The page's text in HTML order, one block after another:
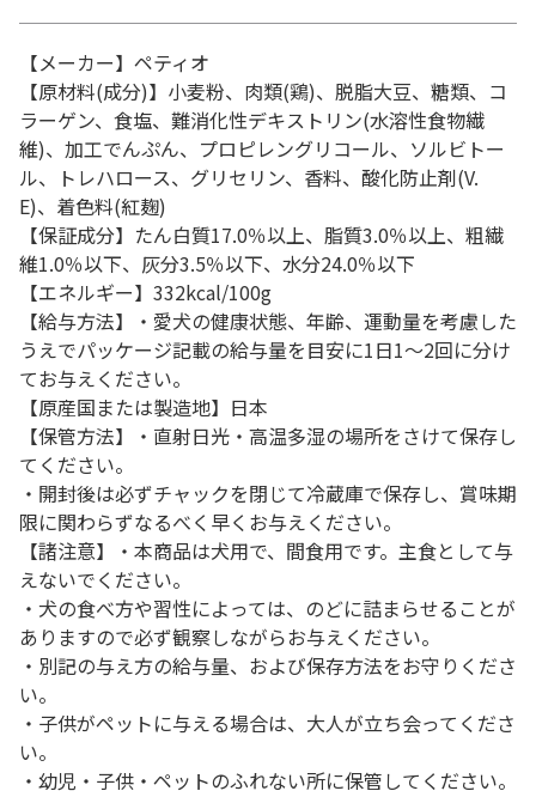
【メーカー】ペティオ
【原材料(成分)】小麦粉、肉類(鶏)、脱脂大豆、糖類、コ
ラーゲン、食塩、難消化性デキストリン(水溶性食物繊
維)、加工でんぷん、プロピレングリコール、ソルビトー
ル、トレハロース、グリセリン、香料、酸化防止剤(V.
E)、着色料(紅麹)
【保証成分】たん白質17.0％以上、脂質3.0％以上、粗繊
維1.0％以下、灰分3.5％以下、水分24.0％以下
【エネルギー】332kcal/100g
【給与方法】・愛犬の健康状態、年齢、運動量を考慮した
うえでパッケージ記載の給与量を目安に1日1～2回に分け
てお与えください。
【原産国または製造地】日本
【保管方法】・直射日光・高温多湿の場所をさけて保存し
てください。
・開封後は必ずチャックを閉じて冷蔵庫で保存し、賞味期
限に関わらずなるべく早くお与えください。
【諸注意】・本商品は犬用で、間食用です。主食として与
えないでください。
・犬の食べ方や習性によっては、のどに詰まらせることが
ありますので必ず観察しながらお与えください。
・別記の与え方の給与量、および保存方法をお守りくださ
い。
・子供がペットに与える場合は、大人が立ち会ってくださ
い。
・幼児・子供・ペットのふれない所に保管してください。